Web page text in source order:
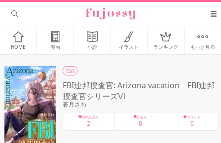
HOME 漫画 小説 イラスト ランキング もっと見る
完結
FBI連邦捜査官: Arizona vacation FBI連邦
捜査官シリーズⅥ
蒼月さわ
お気に入り
2
しおり
0
コメント
0